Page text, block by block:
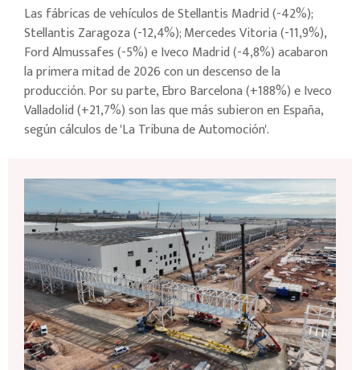
Las fábricas de vehículos de Stellantis Madrid (-42%);
Stellantis Zaragoza (-12,4%); Mercedes Vitoria (-11,9%),
Ford Almussafes (-5%) e Iveco Madrid (-4,8%) acabaron
la primera mitad de 2026 con un descenso de la
producción. Por su parte, Ebro Barcelona (+188%) e Iveco
Valladolid (+21,7%) son las que más subieron en España,
según cálculos de 'La Tribuna de Automoción'.